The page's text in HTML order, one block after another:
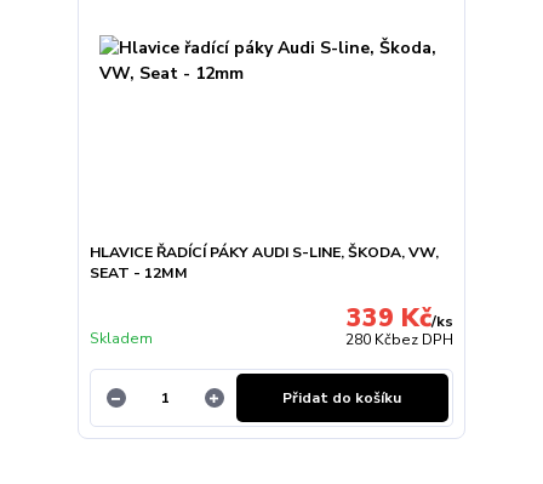
HLAVICE ŘADÍCÍ PÁKY AUDI S-LINE, ŠKODA, VW,
SEAT - 12MM
339 Kč/ks
280 Kčbez DPH
Skladem
Přidat do košíku